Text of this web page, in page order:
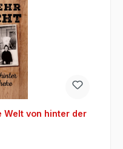
Welt von hinter der